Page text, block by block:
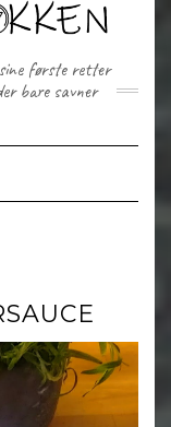
første retter
bare savner